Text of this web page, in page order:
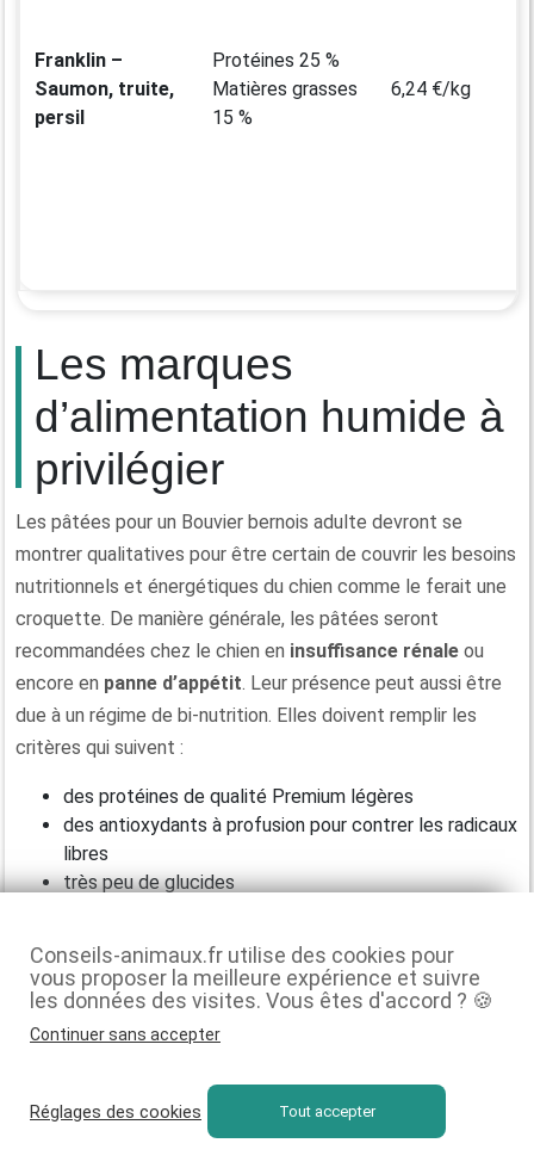
Franklin –
Saumon, truite,
persil
Protéines 25 %
Matières grasses
15 %
6,24 €/kg
Les marques
d’alimentation humide à
privilégier
Les pâtées pour un Bouvier bernois adulte devront se
montrer qualitatives pour être certain de couvrir les besoins
nutritionnels et énergétiques du chien comme le ferait une
croquette. De manière générale, les pâtées seront
recommandées chez le chien en insuffisance rénale ou
encore en panne d’appétit. Leur présence peut aussi être
due à un régime de bi-nutrition. Elles doivent remplir les
critères qui suivent :
des protéines de qualité Premium légères
des antioxydants à profusion pour contrer les radicaux
libres
très peu de glucides
du sulfate de chondroïtine et de la glucosamine pour
les articulations
pas ou peu de céréales
une teneur en eau élevée.
Notre choix :
Conseils-animaux.fr utilise des cookies pour
vous proposer la meilleure expérience et suivre
les données des visites. Vous êtes d'accord ? 🍪
Continuer sans accepter
Réglages des cookies Tout accepter